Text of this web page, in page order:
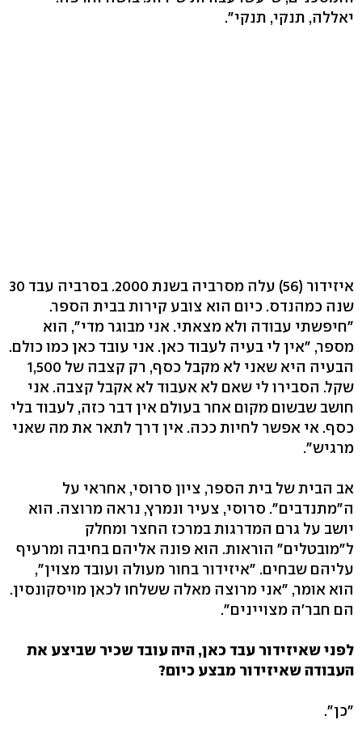
יאללה, תנקי, תנקי".
איזידור (56) עלה מסרביה בשנת 2000. בסרביה עבד 30
שנה כמהנדס. כיום הוא צובע קירות בבית הספר.
"חיפשתי עבודה ולא מצאתי. אני מבוגר מדי", הוא
מספר, "אין לי בעיה לעבוד כאן. אני עובד כאן כמו כולם.
הבעיה היא שאני לא מקבל כסף, רק קצבה של 1,500
שקל. הסבירו לי שאם לא אעבוד לא אקבל קצבה. אני
חושב שבשום מקום אחר בעולם אין דבר כזה, לעבוד בלי
כסף. אי אפשר לחיות ככה. אין דרך לתאר את מה שאני
מרגיש".
אב הבית של בית הספר, ציון סרוסי, אחראי על
ה"מתנדבים". סרוסי, צעיר ונמרץ, נראה מרוצה. הוא
יושב על גרם המדרגות במרכז החצר ומחלק
ל"מובטלים" הוראות. הוא פונה אליהם בחיבה ומרעיף
עליהם שבחים. "איזידור בחור מעולה ועובד מצוין",
הוא אומר, "אני מרוצה מאלה ששלחו לכאן מויסקונסין.
הם חבר'ה מצויינים".
לפני שאיזידור עבד כאן, היה עובד שכיר שביצע את
העבודה שאיזידור מבצע כיום?
"כן".